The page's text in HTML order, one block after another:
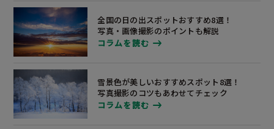
全国の日の出スポットおすすめ8選！
写真・画像撮影のポイントも解説
コラムを読む
雪景色が美しいおすすめスポット8選！
写真撮影のコツもあわせてチェック
コラムを読む